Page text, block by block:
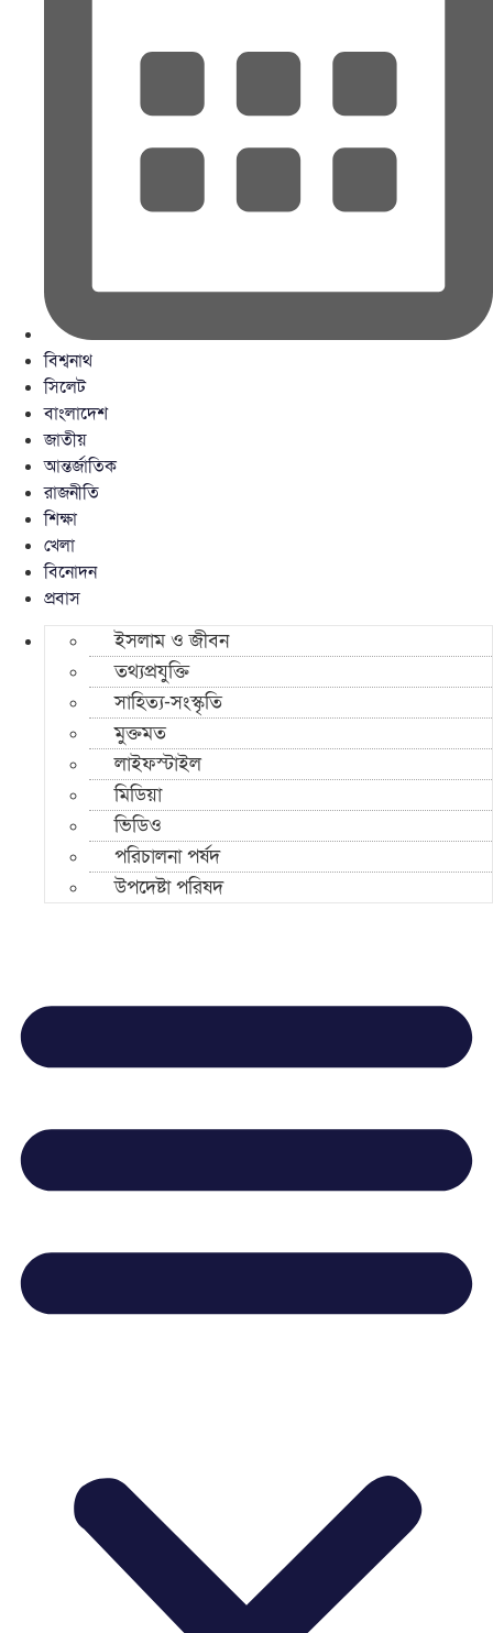
বিশ্বনাথ
সিলেট
বাংলাদেশ
জাতীয়
আন্তর্জাতিক
রাজনীতি
শিক্ষা
খেলা
বিনোদন
প্রবাস
ইসলাম ও জীবন
তথ্যপ্রযুক্তি
সাহিত্য-সংস্কৃতি
মুক্তমত
লাইফস্টাইল
মিডিয়া
ভিডিও
পরিচালনা পর্ষদ
উপদেষ্টা পরিষদ